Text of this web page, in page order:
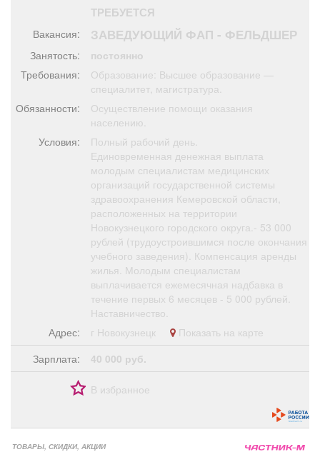
Обучение
Поздравления
Я - пенсионер
ТРЕБУЕТСЯ
Вакансия: ЗАВЕДУЮЩИЙ ФАП - ФЕЛЬДШЕР
Занятость:
постоянно
Требования:
Образование: Высшее образование —
специалитет, магистратура.
Обязанности:
Осуществление помощи оказания
населению.
Условия:
Полный рабочий день.
Единовременная денежная выплата
молодым специалистам медицинских
организаций государственной системы
здравоохранения Кемеровской области,
расположенных на территории
Новокузнецкого городского округа.- 53 000
рублей (трудоустроившимся после окончания
учебного заведения). Компенсация аренды
жилья. Молодым специалистам
выплачивается ежемесячная надбавка в
течение первых 6 месяцев - 5 000 рублей.
Наставничество.
Адрес:
г Новокузнецк
Показать на карте
Зарплата:
40 000 руб.
В избранное
ТОВАРЫ, СКИДКИ, АКЦИИ